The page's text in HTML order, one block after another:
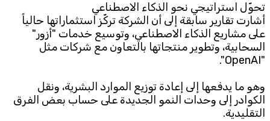
تحوّل استراتيجي نحو الذكاء الاصطناعي
أشارت تقارير سابقة إلى أن الشركة تركّز استثماراتها حالياً
على مشاريع الذكاء الاصطناعي، وتوسيع خدمات "أزور"
السحابية، وتطوير منتجاتها بالتعاون مع شركات مثل
"OpenAI".
وهو ما يدفعها إلى إعادة توزيع الموارد البشرية، ونقل
الكوادر إلى وحدات النمو الجديدة على حساب بعض الفرق
التقليدية.